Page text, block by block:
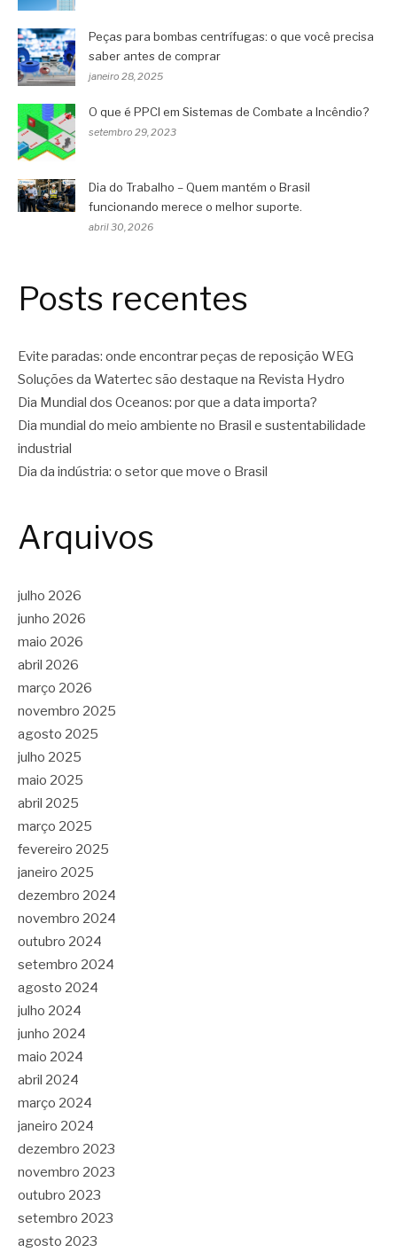
Peças para bombas centrífugas: o que você precisa
saber antes de comprar
janeiro 28, 2025
O que é PPCI em Sistemas de Combate a Incêndio?
setembro 29, 2023
Dia do Trabalho – Quem mantém o Brasil
funcionando merece o melhor suporte.
abril 30, 2026
Posts recentes
Evite paradas: onde encontrar peças de reposição WEG
Soluções da Watertec são destaque na Revista Hydro
Dia Mundial dos Oceanos: por que a data importa?
Dia mundial do meio ambiente no Brasil e sustentabilidade
industrial
Dia da indústria: o setor que move o Brasil
Arquivos
julho 2026
junho 2026
maio 2026
abril 2026
março 2026
novembro 2025
agosto 2025
julho 2025
maio 2025
abril 2025
março 2025
fevereiro 2025
janeiro 2025
dezembro 2024
novembro 2024
outubro 2024
setembro 2024
agosto 2024
julho 2024
junho 2024
maio 2024
abril 2024
março 2024
janeiro 2024
dezembro 2023
novembro 2023
outubro 2023
setembro 2023
agosto 2023